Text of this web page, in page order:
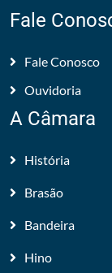
Fale
Fale Conosco
Ouvidoria
A Câmara
História
Brasão
Bandeira
Hino